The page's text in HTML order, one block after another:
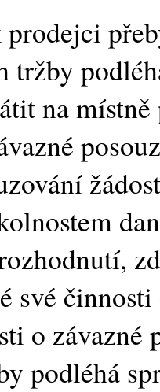
tržby
na
své
o závazné
podléhá